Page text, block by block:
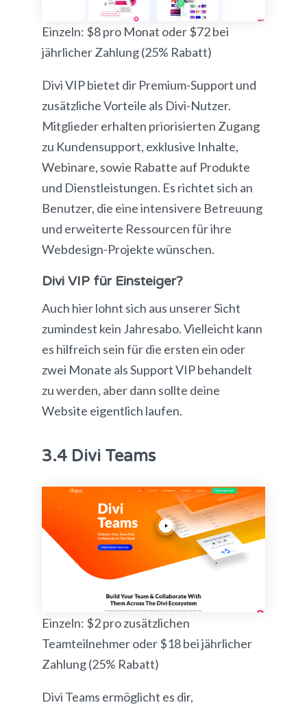
Einzeln: $8 pro Monat oder $72 bei
jährlicher Zahlung (25% Rabatt)
Divi VIP bietet dir Premium-Support und
zusätzliche Vorteile als Divi-Nutzer.
Mitglieder erhalten priorisierten Zugang
zu Kundensupport, exklusive Inhalte,
Webinare, sowie Rabatte auf Produkte
und Dienstleistungen. Es richtet sich an
Benutzer, die eine intensivere Betreuung
und erweiterte Ressourcen für ihre
Webdesign-Projekte wünschen.
Divi VIP für Einsteiger?
Auch hier lohnt sich aus unserer Sicht
zumindest kein Jahresabo. Vielleicht kann
es hilfreich sein für die ersten ein oder
zwei Monate als Support VIP behandelt
zu werden, aber dann sollte deine
Website eigentlich laufen.
3.4 Divi Teams
Einzeln: $2 pro zusätzlichen
Teamteilnehmer oder $18 bei jährlicher
Zahlung (25% Rabatt)
Divi Teams ermöglicht es dir,